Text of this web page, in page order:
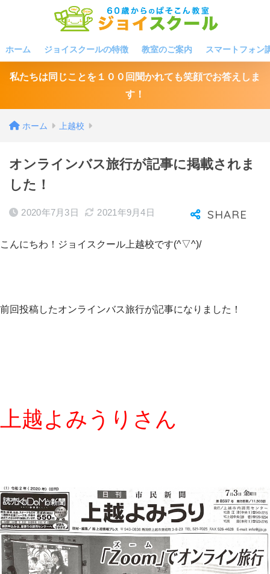
ホーム ジョイスクールの特徴 教室のご案内 スマートフォン
私たちは同じことを１００回聞かれても笑顔でお答えしま
す！
ホーム 上越校
オンラインバス旅行が記事に掲載されま
した！
2020年7月3日 2021年9月4日
こんにちわ！ジョイスクール上越校です(^▽^)/
前回投稿したオンラインバス旅行が記事になりました！
上越よみうりさん